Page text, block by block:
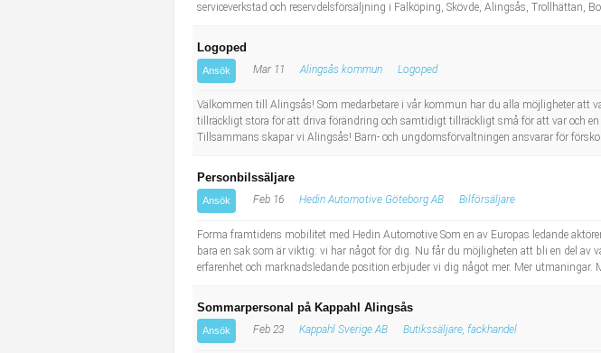
serviceverkstad och reservdelsförsäljning i Falköping, Skövde, Alingsås, Trollhättan,
Logoped
Ansök Mar 11 Alingsås kommun Logoped
Välkommen till Alingsås! Som medarbetare i vår kommun har du alla möjligheter att
tillräckligt stora för att driva förändring och samtidigt tillräckligt små för att var och
Tillsammans skapar vi Alingsås! Barn- och ungdomsförvaltningen ansvarar för
Personbilssäljare
Ansök Feb 16 Hedin Automotive Göteborg AB Bilförsäljare
Forma framtidens mobilitet med Hedin Automotive Som en av Europas ledande
bara en sak som är viktig: vi har något för dig. Nu får du möjligheten att bli en del
erfarenhet och marknadsledande position erbjuder vi dig något mer. Mer utmaningar.
Sommarpersonal på Kappahl Alingsås
Ansök Feb 23 Kappahl Sverige AB Butikssäljare, fackhandel